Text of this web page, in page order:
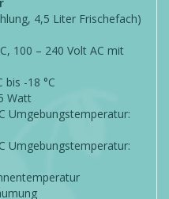
4,5 Liter Frischefach)
100 – 240 Volt AC mit
bis -18 °C
Watt
Umgebungstemperatur:
Umgebungstemperatur: